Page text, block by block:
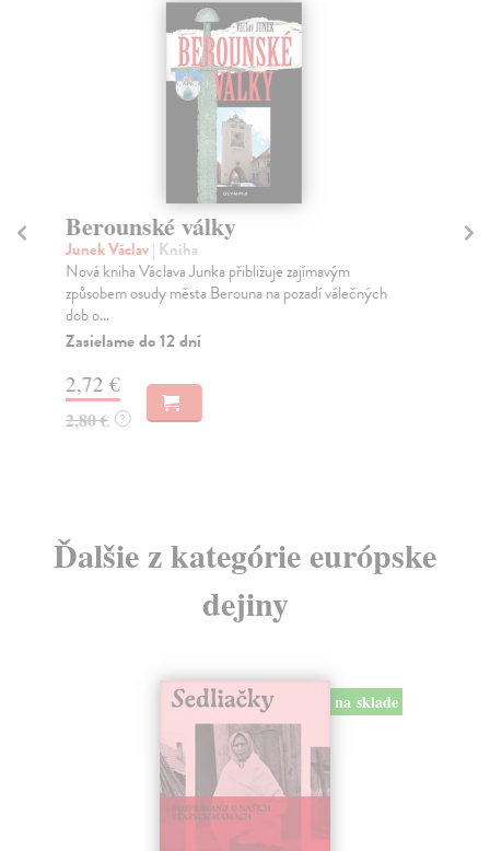
Berounské války
Junek Václav| Kniha
Nová kniha Václava Junka přibližuje zajímavým
způsobem osudy města Berouna na pozadí válečných
dob o...
Zasielame do 12 dní
2,72 €
2,80 € ?
Ďalšie z kategórie európske
dejiny
na sklade